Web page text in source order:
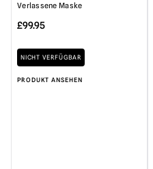
Verlassene Maske
£99.95
NICHT VERFÜGBAR
PRODUKT ANSEHEN